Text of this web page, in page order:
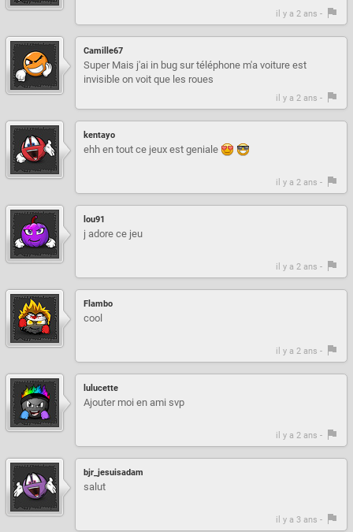
il y a 2 ans -
Camille67
Super Mais j'ai in bug sur téléphone m'a voiture est
invisible on voit que les roues
il y a 2 ans -
kentayo
ehh en tout ce jeux est geniale
il y a 2 ans -
lou91
j adore ce jeu
il y a 2 ans -
Flambo
cool
il y a 2 ans -
lulucette
Ajouter moi en ami svp
il y a 2 ans -
bjr_jesuisadam
salut
il y a 3 ans -